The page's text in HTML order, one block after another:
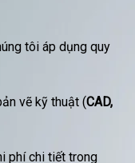
tôi áp dụng quy
vẽ kỹ thuật (CAD,
phí chi tiết trong